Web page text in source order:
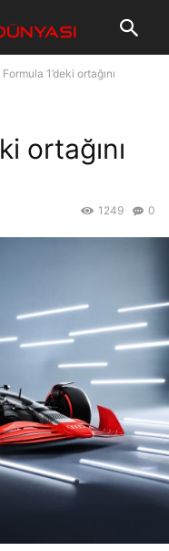
1’deki ortağını
ortağını
0
1249